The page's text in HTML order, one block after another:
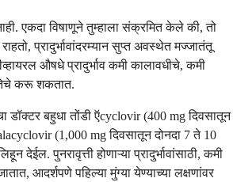
एकदा विषाणूने तुम्हाला संक्रमित केले की, तो
प्रादुर्भावांदरम्यान सुप्त अवस्थेत मज्जातंतू
औषधे प्रादुर्भाव कमी कालावधीचे, कमी
करू शकतात.
डॉक्टर बहुधा तोंडी ऍcyclovir (400 mg दिवसातून
(1,000 mg दिवसातून दोनदा 7 ते 10
देईल. पुनरावृत्ती होणाऱ्या प्रादुर्भावांसाठी, कमी
आदर्शपणे पहिल्या मुंग्या येण्याच्या लक्षणांवर